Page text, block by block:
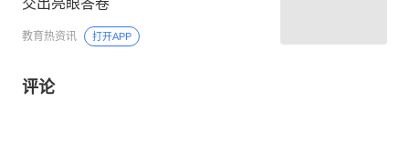
交出亮眼答卷
教育热资讯 打开APP
评论